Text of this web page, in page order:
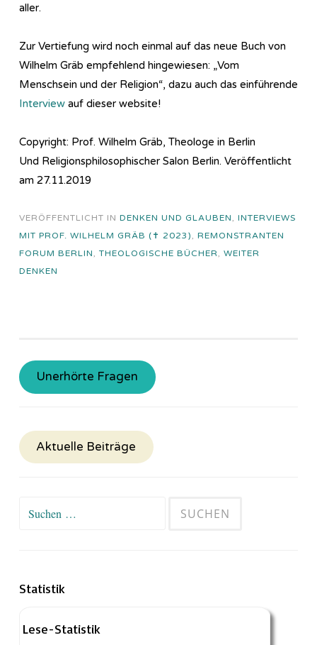
aller.
Zur Vertiefung wird noch einmal auf das neue Buch von
Wilhelm Gräb empfehlend hingewiesen: „Vom
Menschsein und der Religion“, dazu auch das einführende
Interview auf dieser website!
Copyright: Prof. Wilhelm Gräb, Theologe in Berlin
Und Religionsphilosophischer Salon Berlin. Veröffentlicht
am 27.11.2019
VERÖFFENTLICHT IN DENKEN UND GLAUBEN, INTERVIEWS
MIT PROF. WILHELM GRÄB (✝ 2023), REMONSTRANTEN
FORUM BERLIN, THEOLOGISCHE BÜCHER, WEITER
DENKEN
Unerhörte Fragen
Aktuelle Beiträge
Suchen
Statistik
Lese-Statistik